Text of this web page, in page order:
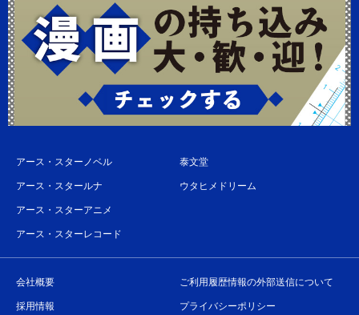
アース・スターノベル
アース・スタールナ
アース・スターアニメ
アース・スターレコード
泰文堂
ウタヒメドリーム
会社概要
採用情報
ご利用履歴情報の外部送信について
プライバシーポリシー